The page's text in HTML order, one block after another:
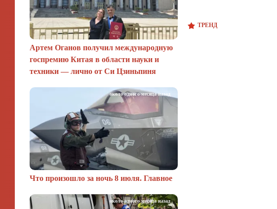
Артем Оганов получил международную
госпремию Китая в области науки и
техники — лично от Си Цзиньпиня
Что произошло за ночь 8 июля. Главное
около одного месяца назад
около одного месяца назад
ТРЕНД